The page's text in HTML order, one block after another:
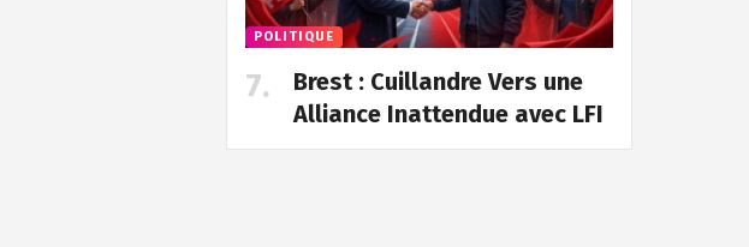
POLITIQUE
Brest : Cuillandre Vers une
Alliance Inattendue avec LFI